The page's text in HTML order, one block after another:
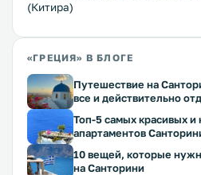
(Китира)
«ГРЕЦИЯ» В БЛОГЕ
Путешествие на
все и действительно
Топ-5 самых красивых
апартаментов
10 вещей, которые
на Санторини